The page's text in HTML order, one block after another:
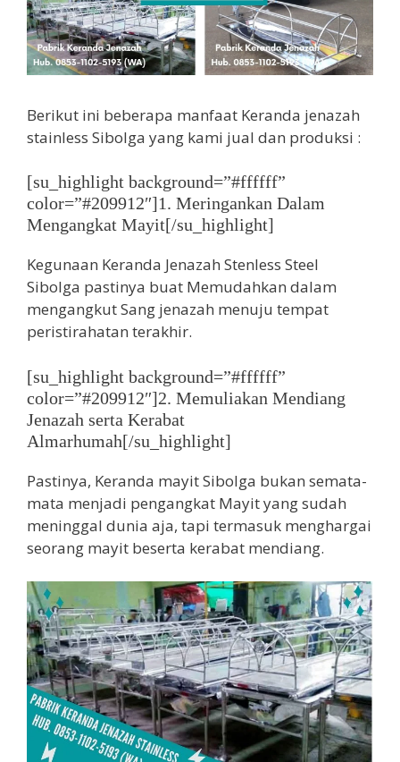
Berikut ini beberapa manfaat Keranda jenazah
stainless Sibolga yang kami jual dan produksi :
[su_highlight background=”#ffffff”
color=”#209912″]1. Meringankan Dalam
Mengangkat Mayit[/su_highlight]
Kegunaan Keranda Jenazah Stenless Steel
Sibolga pastinya buat Memudahkan dalam
mengangkut Sang jenazah menuju tempat
peristirahatan terakhir.
[su_highlight background=”#ffffff”
color=”#209912″]2. Memuliakan Mendiang
Jenazah serta Kerabat
Almarhumah[/su_highlight]
Pastinya, Keranda mayit Sibolga bukan semata-
mata menjadi pengangkat Mayit yang sudah
meninggal dunia aja, tapi termasuk menghargai
seorang mayit beserta kerabat mendiang.